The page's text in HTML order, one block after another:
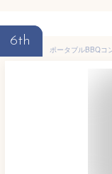
6th